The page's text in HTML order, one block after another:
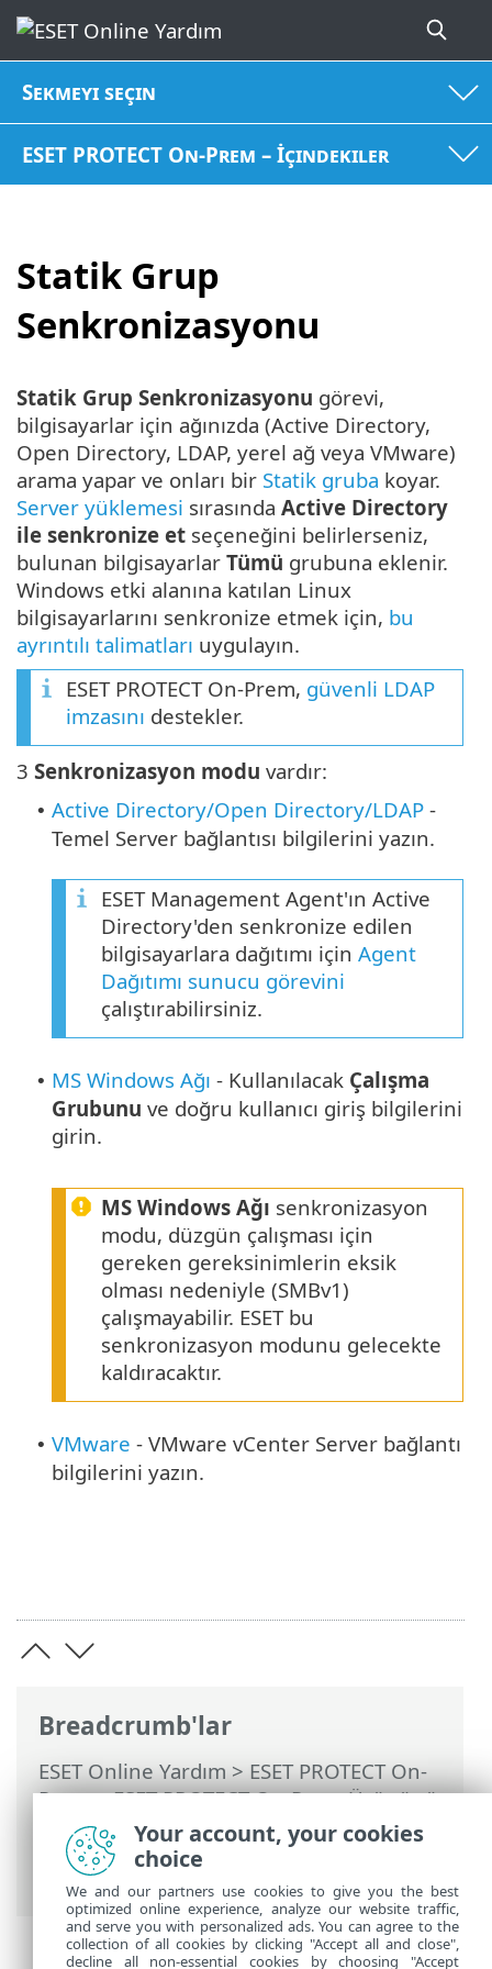
Sekmeyi seçin
ESET PROTECT On-Prem – İçindekiler
Statik Grup
Senkronizasyonu
Breadcrumb'lar
ESET Online Yardım > ESET PROTECT On-
Prem>ESET PROTECT On-Prem Ürününü
Kullanma
>ESET PROTECT On-Prem Ana
Menü> Görevler Sunucu Görevleri
Statik Grup Senkronizasyonu
Statik Grup Senkronizasyonu görevi,
bilgisayarlar için ağınızda (Active Directory,
Open Directory, LDAP, yerel ağ veya VMware)
arama yapar ve onları bir Statik gruba koyar.
Server yüklemesi sırasında Active Directory
ile senkronize et seçeneğini belirlerseniz,
bulunan bilgisayarlar Tümü grubuna eklenir.
Windows etki alanına katılan Linux
bilgisayarlarını senkronize etmek için, bu
ayrıntılı talimatları uygulayın.
ESET PROTECT On-Prem, güvenli LDAP
imzasını destekler.
3 Senkronizasyon modu vardır:
• Active Directory/Open Directory/LDAP -
Temel Server bağlantısı bilgilerini yazın.
ESET Management Agent'ın Active
Directory'den senkronize edilen
bilgisayarlara dağıtımı için Agent
Dağıtımı sunucu görevini
çalıştırabilirsiniz.
• MS Windows Ağı - Kullanılacak Çalışma
Grubunu ve doğru kullanıcı giriş bilgilerini
girin.
MS Windows Ağı senkronizasyon
modu, düzgün çalışması için
gereken gereksinimlerin eksik
olması nedeniyle (SMBv1)
çalışmayabilir. ESET bu
senkronizasyon modunu gelecekte
kaldıracaktır.
• VMware - VMware vCenter Server bağlantı
bilgilerini yazın.
Your account, your cookies
choice
We and our partners use cookies to give you the best
optimized online experience, analyze our website traffic,
and serve you with personalized ads. You can agree to the
collection of all cookies by clicking "Accept all and close",
decline all non-essential cookies by choosing "Accept